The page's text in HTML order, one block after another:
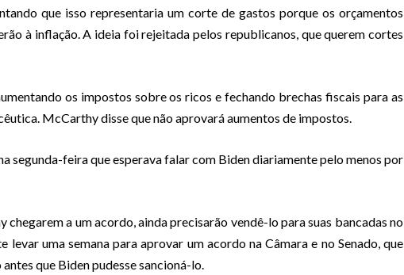
que isso representaria um corte de gastos porque os orçamentos
à inflação. A ideia foi rejeitada pelos republicanos, que querem cortes
os impostos sobre os ricos e fechando brechas fiscais para as
McCarthy disse que não aprovará aumentos de impostos.
segunda-feira que esperava falar com Biden diariamente pelo menos por
chegarem a um acordo, ainda precisarão vendê-lo para suas bancadas no
levar uma semana para aprovar um acordo na Câmara e no Senado, que
que Biden pudesse sancioná-lo.